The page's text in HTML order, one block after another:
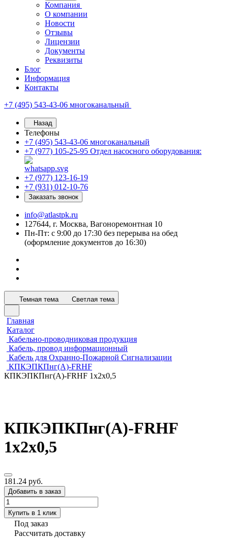
Компания
О компании
Новости
Отзывы
Лицензии
Документы
Реквизиты
Блог
Информация
Контакты
+7 (495) 543-43-06 многоканальный
Назад
Телефоны
+7 (495) 543-43-06 многоканальный
+7 (977) 105-25-95 Отдел насосного оборудования:
+7 (977) 123-16-19
+7 (931) 012-10-76
Заказать звонок
info@atlastpk.ru
127644, г. Москва, Вагоноремонтная 10
Пн-Пт: с 9:00 до 17:30 без перерыва на обед
(оформление документов до 16:30)
Темная тема Светлая тема
Главная
Каталог
Кабельно-проводниковая продукция
Кабель, провод информационный
Кабель для Охранно-Пожарной Сигнализации
КПКЭПКПнг(А)-FRHF
КПКЭПКПнг(А)-FRHF 1х2х0,5
КПКЭПКПнг(А)-FRHF
1х2х0,5
181.24 руб.
Добавить в заказ
Купить в 1 клик
Под заказ
Рассчитать доставку